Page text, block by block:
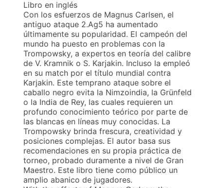
Libro en inglés
Con los esfuerzos de Magnus Carlsen, el
antiguo ataque 2.Ag5 ha aumentado
últimamente su popularidad. El campeón del
mundo ha puesto en problemas con la
Trompowsky, a expertos en teoría del calibre
de V. Kramnik o S. Karjakin. Incluso la empleó
en su match por el título mundial contra
Karjakin. Este temprano ataque sobre el
caballo negro evita la Nimzoindia, la Grünfeld
o la India de Rey, las cuales requieren un
profundo conocimiento teórico por parte de
las blancas en líneas muy conocidas. La
Trompowsky brinda frescura, creatividad y
posiciones complejas. El autor basa sus
recomendaciones en su propia práctica de
torneo, probado duramente a nivel de Gran
Maestro. Este libro tiene como público un
amplio abanico de jugadores.